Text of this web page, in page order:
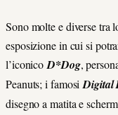
Sono molte e diverse tra
esposizione in cui si
l’iconicoD*Dog,
Peanuts; i famosiDigital
disegno a matita e